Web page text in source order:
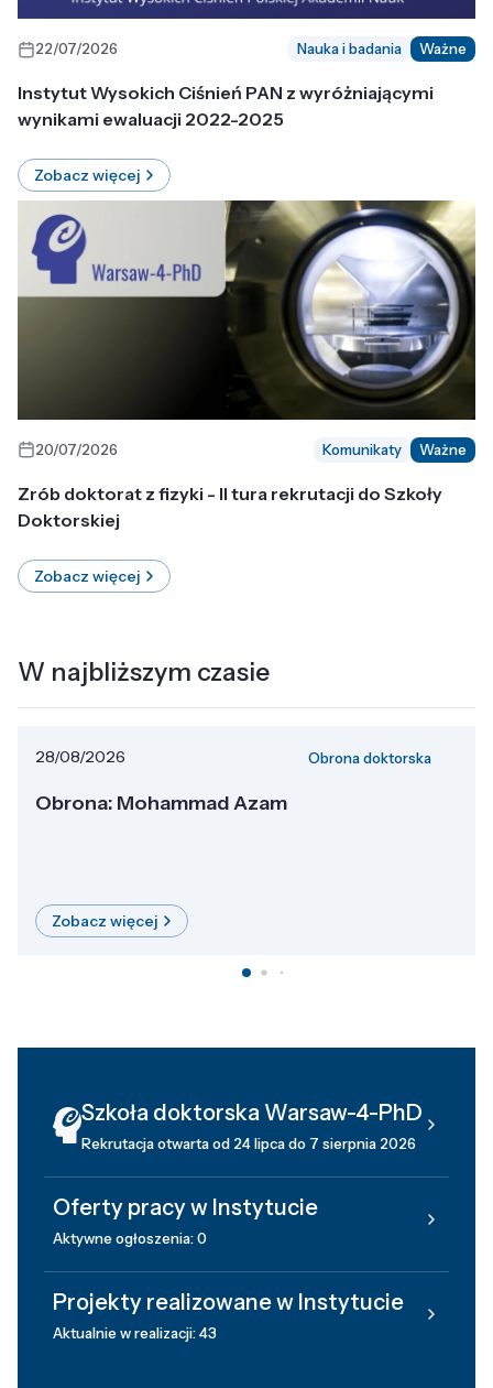
22/07/2026 Nauka i badania Ważne
Instytut Wysokich Ciśnień PAN z wyróżniającymi
wynikami ewaluacji 2022-2025
Zobacz więcej
20/07/2026 Komunikaty Ważne
Zrób doktorat z fizyki - II tura rekrutacji do Szkoły
Doktorskiej
Zobacz więcej
W najbliższym czasie
28/08/2026 Obrona doktorska
Obrona: Mohammad Azam
Zobacz więcej
Szkoła doktorska Warsaw-4-PhD
Rekrutacja otwarta od 24 lipca do 7 sierpnia 2026
Oferty pracy w Instytucie
Aktywne ogłoszenia: 0
Projekty realizowane w Instytucie
Aktualnie w realizacji: 43